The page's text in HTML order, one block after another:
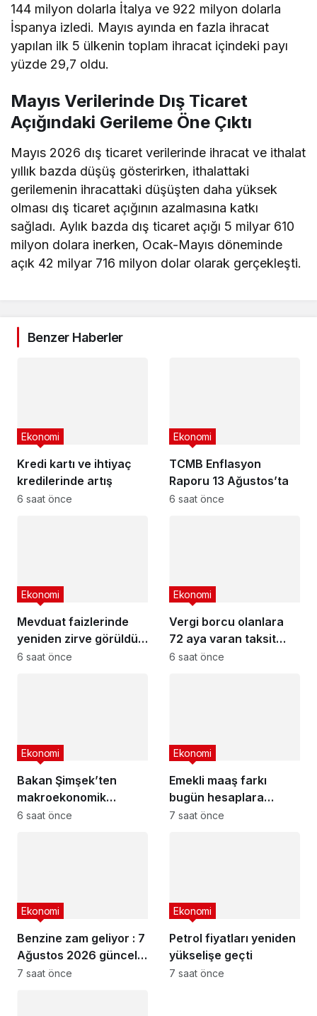
144 milyon dolarla İtalya ve 922 milyon dolarla
İspanya izledi. Mayıs ayında en fazla ihracat
yapılan ilk 5 ülkenin toplam ihracat içindeki payı
yüzde 29,7 oldu.
Mayıs Verilerinde Dış Ticaret
Açığındaki Gerileme Öne Çıktı
Mayıs 2026 dış ticaret verilerinde ihracat ve ithalat
yıllık bazda düşüş gösterirken, ithalattaki
gerilemenin ihracattaki düşüşten daha yüksek
olması dış ticaret açığının azalmasına katkı
sağladı. Aylık bazda dış ticaret açığı 5 milyar 610
milyon dolara inerken, Ocak-Mayıs döneminde
açık 42 milyar 716 milyon dolar olarak gerçekleşti.
Benzer Haberler
Kredi kartı ve ihtiyaç
kredilerinde artış
Ekonomi
6 saat önce
TCMB Enflasyon
Raporu 13 Ağustos’ta
Ekonomi
6 saat önce
Mevduat faizlerinde
yeniden zirve görüldü :
3 milyon liranın aylık
Ekonomi
6 saat önce
Vergi borcu olanlara
72 aya varan taksit
fırsatı
Ekonomi
6 saat önce
Bakan Şimşek’ten
makroekonomik
istikrar açıklaması
Ekonomi
6 saat önce
Emekli maaş farkı
bugün hesaplara
yatıyor
Ekonomi
7 saat önce
Benzine zam geliyor : 7
Ağustos 2026 güncel
akaryakıt fiyatları
Ekonomi
7 saat önce
Petrol fiyatları yeniden
yükselişe geçti
Ekonomi
7 saat önce